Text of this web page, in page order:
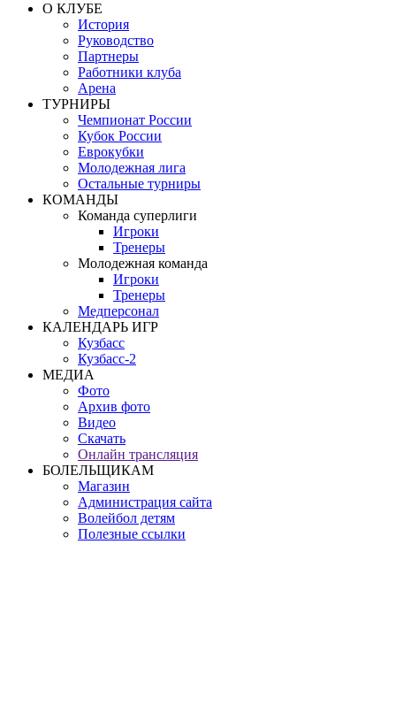
О КЛУБЕ
История
Руководство
Партнеры
Работники клуба
Арена
ТУРНИРЫ
Чемпионат России
Кубок России
Еврокубки
Молодежная лига
Остальные турниры
КОМАНДЫ
Команда суперлиги
Игроки
Тренеры
Молодежная команда
Игроки
Тренеры
Медперсонал
КАЛЕНДАРЬ ИГР
Кузбасс
Кузбасс-2
МЕДИА
Фото
Архив фото
Видео
Скачать
Онлайн трансляция
БОЛЕЛЬЩИКАМ
Магазин
Администрация сайта
Волейбол детям
Полезные ссылки